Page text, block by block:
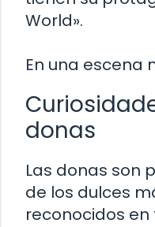
World».
En una escena
donas
Las donas son
de los dulces
reconocidos